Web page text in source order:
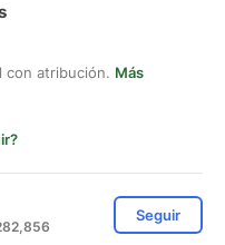
con atribución. Más
Seguir